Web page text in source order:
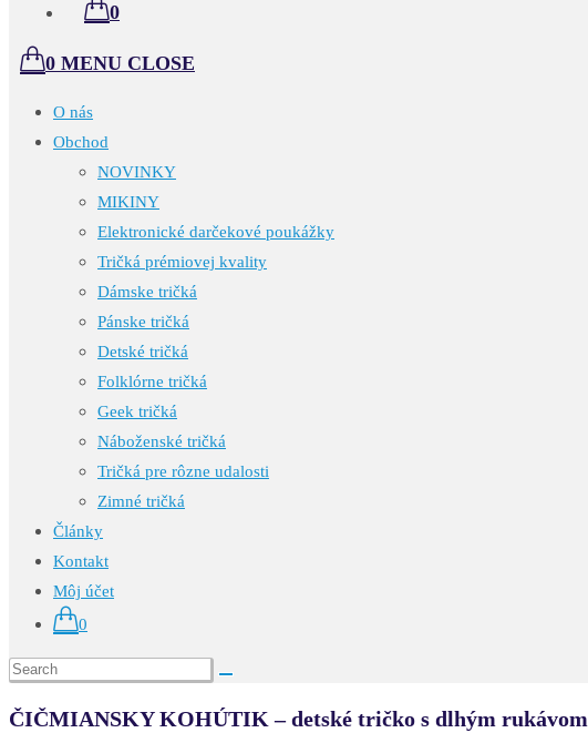
0
0 MENU CLOSE
O nás
Obchod
NOVINKY
MIKINY
Elektronické darčekové poukážky
Tričká prémiovej kvality
Dámske tričká
Pánske tričká
Detské tričká
Folklórne tričká
Geek tričká
Náboženské tričká
Tričká pre rôzne udalosti
Zimné tričká
Články
Kontakt
Môj účet
0
ČIČMIANSKY KOHÚTIK – detské tričko s dlhým rukávom